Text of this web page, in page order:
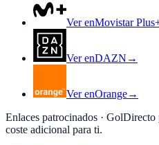
Ver enMovistar
Ver enDAZN →
Ver enOrange→
Enlaces patrocinados ·
coste adicional para ti.